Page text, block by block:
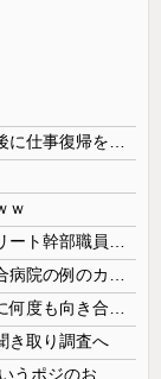
ｗ
き取り調査へ